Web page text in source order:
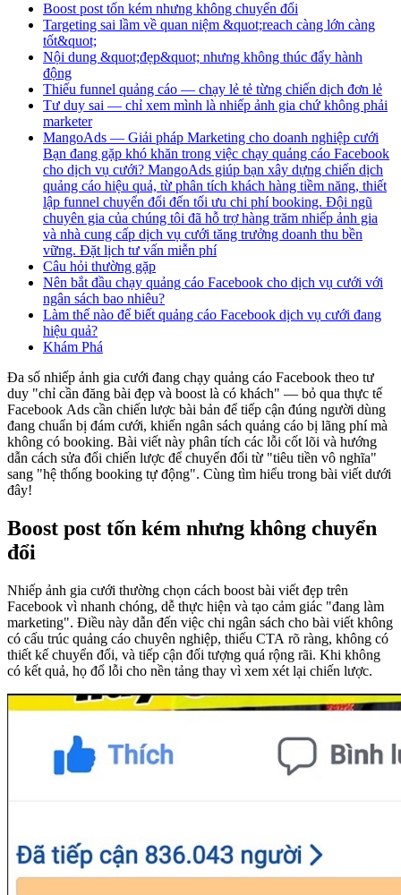
Boost post tốn kém nhưng không chuyển đổi
Targeting sai lầm về quan niệm &quot;reach càng lớn càng
tốt&quot;
Nội dung &quot;đẹp&quot; nhưng không thúc đẩy hành
động
Thiếu funnel quảng cáo — chạy lẻ tẻ từng chiến dịch đơn lẻ
Tư duy sai — chỉ xem mình là nhiếp ảnh gia chứ không phải
marketer
MangoAds — Giải pháp Marketing cho doanh nghiệp cưới
Bạn đang gặp khó khăn trong việc chạy quảng cáo Facebook
cho dịch vụ cưới? MangoAds giúp bạn xây dựng chiến dịch
quảng cáo hiệu quả, từ phân tích khách hàng tiềm năng, thiết
lập funnel chuyển đổi đến tối ưu chi phí booking. Đội ngũ
chuyên gia của chúng tôi đã hỗ trợ hàng trăm nhiếp ảnh gia
và nhà cung cấp dịch vụ cưới tăng trưởng doanh thu bền
vững. Đặt lịch tư vấn miễn phí
Câu hỏi thường gặp
Nên bắt đầu chạy quảng cáo Facebook cho dịch vụ cưới với
ngân sách bao nhiêu?
Làm thế nào để biết quảng cáo Facebook dịch vụ cưới đang
hiệu quả?
Khám Phá
Đa số nhiếp ảnh gia cưới đang chạy quảng cáo Facebook theo tư
duy "chỉ cần đăng bài đẹp và boost là có khách" — bỏ qua thực tế
Facebook Ads cần chiến lược bài bản để tiếp cận đúng người dùng
đang chuẩn bị đám cưới, khiến ngân sách quảng cáo bị lãng phí mà
không có booking. Bài viết này phân tích các lỗi cốt lõi và hướng
dẫn cách sửa đổi chiến lược để chuyển đổi từ "tiêu tiền vô nghĩa"
sang "hệ thống booking tự động". Cùng tìm hiểu trong bài viết dưới
đây!
Boost post tốn kém nhưng không chuyển
đổi
Nhiếp ảnh gia cưới thường chọn cách boost bài viết đẹp trên
Facebook vì nhanh chóng, dễ thực hiện và tạo cảm giác "đang làm
marketing". Điều này dẫn đến việc chi ngân sách cho bài viết không
có cấu trúc quảng cáo chuyên nghiệp, thiếu CTA rõ ràng, không có
thiết kế chuyển đổi, và tiếp cận đối tượng quá rộng rãi. Khi không
có kết quả, họ đổ lỗi cho nền tảng thay vì xem xét lại chiến lược.